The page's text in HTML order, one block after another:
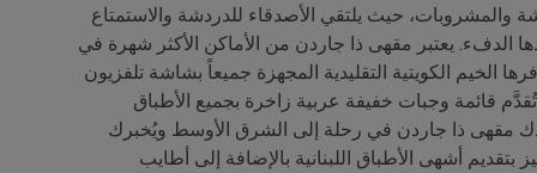
والمشروبات، حيث يلتقي الأصدقاء للدردشة والاستمتاع
الدفء. يعتبر مقهى ذا جاردن من الأماكن الأكثر شهرة في
الخيم الكويتية التقليدية المجهزة جميعاً بشاشة تلفزيون
قائمة وجبات خفيفة عربية زاخرة بجميع الأطباق
مقهى ذا جاردن في رحلة إلى الشرق الأوسط ويُخبرك
أشهى الأطباق اللبنانية بالإضافة إلى أطايب